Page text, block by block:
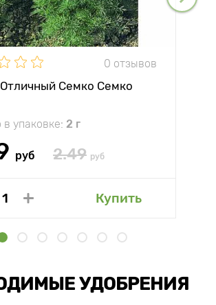
0 отзывов
Семко Семко
упаковке: 2 г
руб 2.49 руб
Купить
УДОБРЕНИЯ